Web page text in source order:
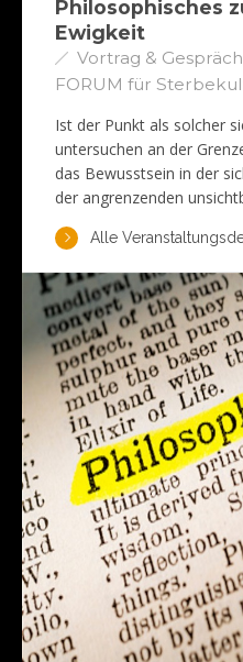
Philosophisches
Ewigkeit
Vortrag &
FORUM für
Ist der Punkt als solcher
untersuchen an der
das Bewusstsein in der
der angrenzenden
Alle